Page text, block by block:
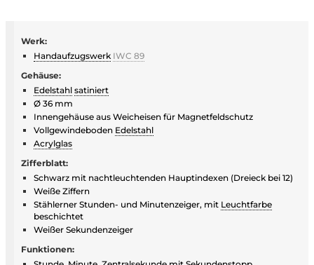
Werk:
Handaufzugswerk IWC 89
Gehäuse:
Edelstahl satiniert
Ø 36 mm
Innengehäuse aus Weicheisen für Magnetfeldschutz
Vollgewindeboden Edelstahl
Acrylglas
Zifferblatt:
Schwarz mit nachtleuchtenden Hauptindexen (Dreieck bei 12)
Weiße Ziffern
Stählerner Stunden- und Minutenzeiger, mit Leuchtfarbe
beschichtet
Weißer Sekundenzeiger
Funktionen: